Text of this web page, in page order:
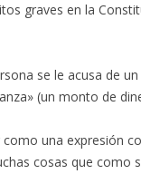
graves en la
se le acusa de
(un monto de
una expresión
cosas que como